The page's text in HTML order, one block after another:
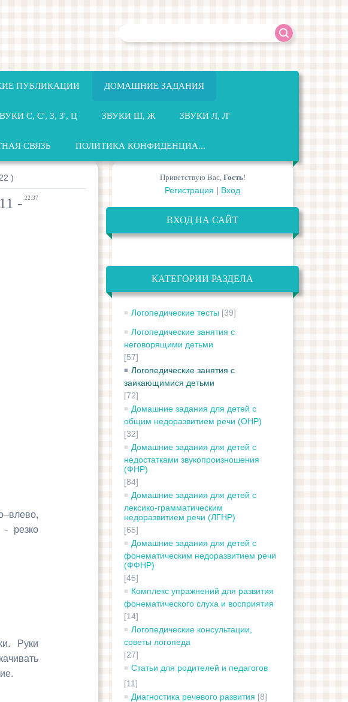
ПУБЛИКАЦИИ ДОМАШНИЕ ЗАДАНИЯ
С, С', З, З', Ц ЗВУКИ Ш, Ж ЗВУКИ Л, Л'
СВЯЗЬ ПОЛИТИКА КОНФИДЕНЦИА...
)
22:37
-
- резко
Руки
Приветствую Вас, Гость!
Регистрация | Вход
ВХОД НА САЙТ
КАТЕГОРИИ РАЗДЕЛА
Логопедические тесты [39]
Логопедические занятия с
неговорящими детьми
[57]
Логопедические занятия с
заикающимися детьми
[72]
Домашние задания для детей с
общим недоразвитием речи (ОНР)
[32]
Домашние задания для детей с
недостатками звукопроизношения
(ФНР)
[84]
Домашние задания для детей с
лексико-грамматическим
недоразвитием речи (ЛГНР)
[65]
Домашние задания для детей с
фонематическим недоразвитием речи
(ФФНР)
[45]
Комплекс упражнений для развития
фонематического слуха и восприятия
[14]
Логопедические консультации,
советы логопеда
[27]
Статьи для родителей и педагогов
[11]
Диагностика речевого развития [8]